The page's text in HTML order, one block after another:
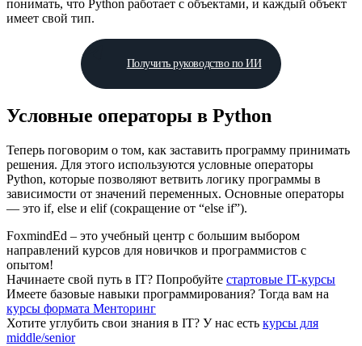
понимать, что Python работает с объектами, и каждый объект
имеет свой тип.
Получить руководство по ИИ
Условные операторы в Python
Теперь поговорим о том, как заставить программу принимать
решения. Для этого используются условные операторы
Python, которые позволяют ветвить логику программы в
зависимости от значений переменных. Основные операторы
— это if, else и elif (сокращение от “else if”).
FoxmindEd – это учебный центр с большим выбором
направлений курсов для новичков и программистов с
опытом!
Начинаете свой путь в IТ? Попробуйте стартовые IT-курсы
Имеете базовые навыки программирования? Тогда вам на
курсы формата Менторинг
Хотите углубить свои знания в IТ? У нас есть курсы для
middle/senior